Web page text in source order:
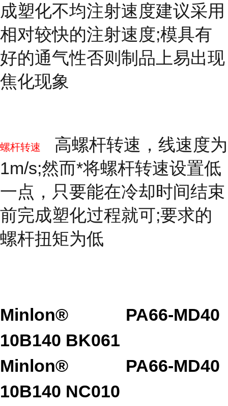
成塑化不均注射速度建议采用
相对较快的注射速度;模具有
好的通气性否则制品上易出现
焦化现象
螺杆转速
高螺杆转速，线速度为
1m/s;然而*将螺杆转速设置低
一点，只要能在冷却时间结束
前完成塑化过程就可;要求的
螺杆扭矩为低
Minlon®
10B140 BK061
PA66-MD40
Minlon®
10B140 NC010
PA66-MD40